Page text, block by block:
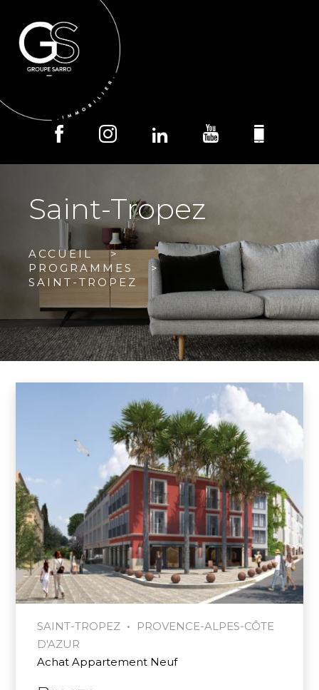
Saint-Tropez
ACCUEIL
PROGRAMMES
SAINT-TROPEZ
SAINT-TROPEZ •
PROVENCE-ALPES-CÔTE
D'AZUR
Achat Appartement Neuf